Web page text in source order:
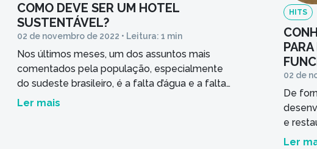
COMO DEVE SER UM HOTEL
SUSTENTÁVEL?
02 de novembro de 2022 • Leitura: 1 min
Nos últimos meses, um dos assuntos mais
comentados pela população, especialmente
do sudeste brasileiro, é a falta d’água e a falta
de energia. As crises hídrica e energética têm
Ler mais
HITS
02 de
De
e
Ler